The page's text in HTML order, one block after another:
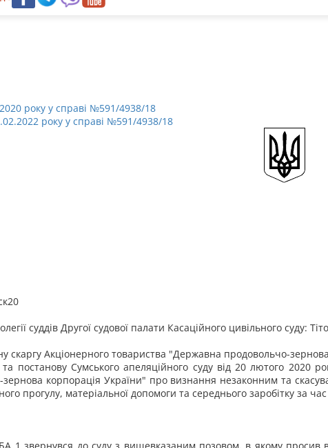
року у справі №591/4938/18
року у справі №591/4938/18
суддів Другої судової палати Касаційного цивільного
скаргу Акціонерного товариства "Державна продовольчо-
постанову Сумського апеляційного суду від 20 лютого 2020
корпорація України" про визнання незаконним та
прогулу, матеріальної допомоги та середнього заробітку за